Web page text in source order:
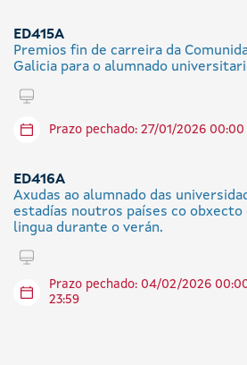
ED415A
Premios fin de carreira da
Galicia para o alumnado
Tramitar en liña
Prazo pechado: 27/01/2026
ED416A
Axudas ao alumnado das
estadías noutros países co obxecto
lingua durante o verán.
Tramitar en liña
Prazo pechado: 04/02/2026
23:59